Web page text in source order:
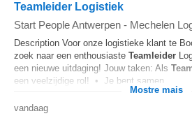
Teamleider Logistiek
Start People Antwerpen - Mechelen
Description Voor onze logistieke klant te
zoek naar een enthousiaste Teamleider
een nieuwe uitdaging! Jouw taken: Als
een veelzijdige rol! • Je bent samen...
Mostre mais
vandaag